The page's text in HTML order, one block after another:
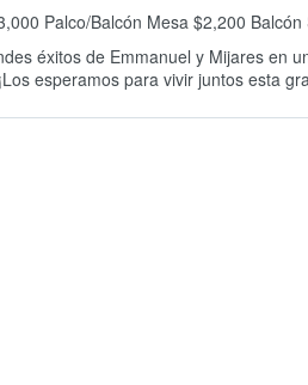
Palco/Balcón Mesa $2,200
éxitos de Emmanuel y Mijares en
esperamos para vivir juntos esta